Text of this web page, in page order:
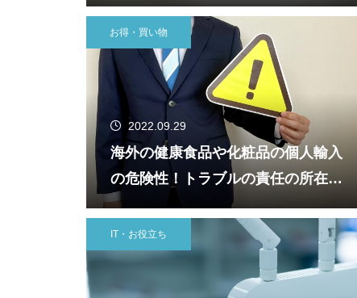
お得・買い物
2022.09.29
海外の健康食品や化粧品の個人輸入
の危険性！トラブルの責任の所在な
ど知っておくべき国際配送の知識
IT・お役立ち